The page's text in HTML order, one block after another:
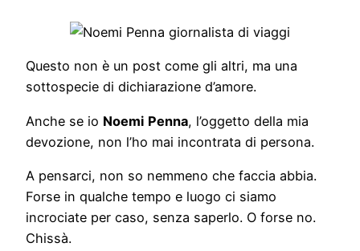
Questo non è un post come gli altri, ma una
sottospecie di dichiarazione d’amore.
Anche se io Noemi Penna, l’oggetto della mia
devozione, non l’ho mai incontrata di persona.
A pensarci, non so nemmeno che faccia abbia.
Forse in qualche tempo e luogo ci siamo
incrociate per caso, senza saperlo. O forse no.
Chissà.